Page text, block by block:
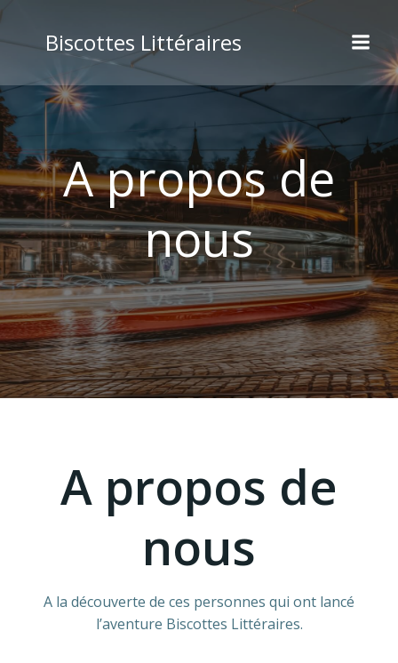
Biscottes Littéraires
A propos de
nous
A propos de
nous
A la découverte de ces personnes qui ont lancé
l’aventure Biscottes Littéraires.